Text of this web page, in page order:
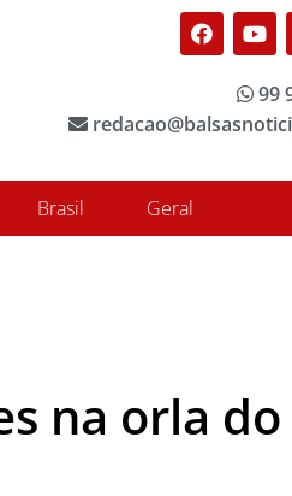
99
Brasil Geral
na orla do